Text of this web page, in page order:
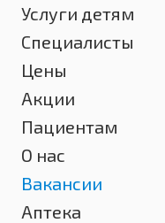
Услуги детям
Специалисты
Цены
Акции
Пациентам
О нас
Вакансии
Аптека